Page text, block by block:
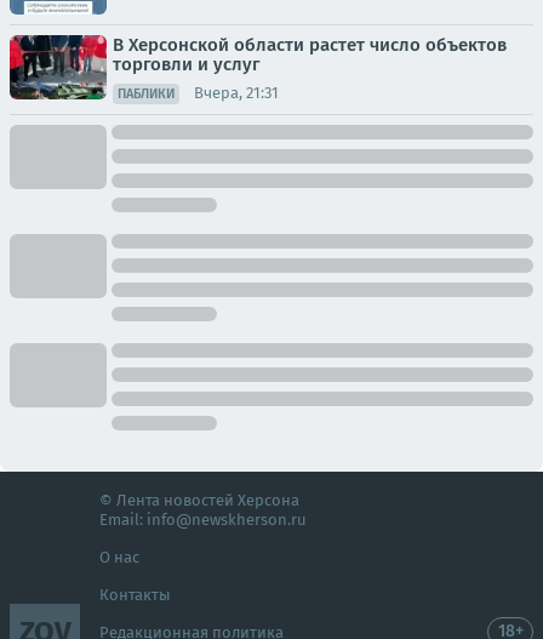
В Херсонской области растет число объектов
торговли и услуг
ПАБЛИКИ Вчера, 21:31
ZOV
© Лента новостей Херсона
Email: info@newskherson.ru
О нас
Контакты
Редакционная политика 18+